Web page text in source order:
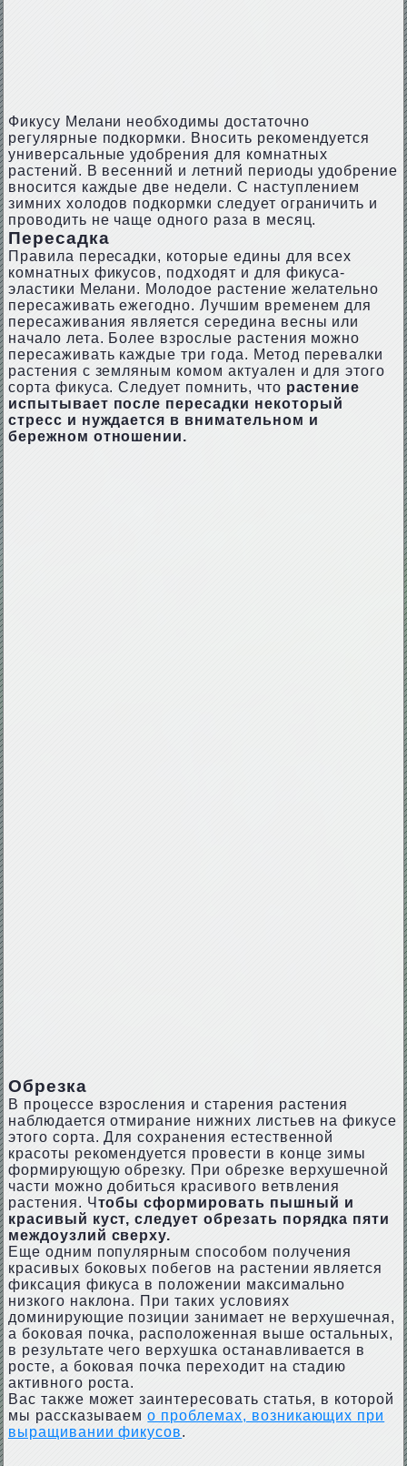
Фикусу Мелани необходимы достаточно
регулярные подкормки. Вносить рекомендуется
универсальные удобрения для комнатных
растений. В весенний и летний периоды удобрение
вносится каждые две недели. С наступлением
зимних холодов подкормки следует ограничить и
проводить не чаще одного раза в месяц.
Пересадка
Правила пересадки, которые едины для всех
комнатных фикусов, подходят и для фикуса-
эластики Мелани. Молодое растение желательно
пересаживать ежегодно. Лучшим временем для
пересаживания является середина весны или
начало лета. Более взрослые растения можно
пересаживать каждые три года. Метод перевалки
растения с земляным комом актуален и для этого
сорта фикуса. Следует помнить, что растение
испытывает после пересадки некоторый
стресс и нуждается в внимательном и
бережном отношении.
Обрезка
В процессе взросления и старения растения
наблюдается отмирание нижних листьев на фикусе
этого сорта. Для сохранения естественной
красоты рекомендуется провести в конце зимы
формирующую обрезку. При обрезке верхушечной
части можно добиться красивого ветвления
растения. Ч тобы сформировать пышный и
красивый куст, следует обрезать порядка пяти
междоузлий сверху.
Еще одним популярным способом получения
красивых боковых побегов на растении является
фиксация фикуса в положении максимально
низкого наклона. При таких условиях
доминирующие позиции занимает не верхушечная,
а боковая почка, расположенная выше остальных,
в результате чего верхушка останавливается в
росте, а боковая почка переходит на стадию
активного роста.
Вас также может заинтересовать статья, в которой
мы рассказываемо проблемах, возникающих при
выращивании фикусов.